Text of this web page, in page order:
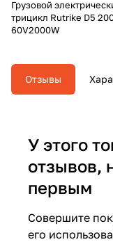
Грузовой
трицикл Rutrike D5
60V2000W
Отзывы
У этого
отзывов,
первым
Совершите
его